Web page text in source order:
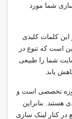
شما مورد
کلمات کلیدی
است که تنوع در
شما را طبیعی
یابد.
حوزه تخصصی است و
هستند. بنابراین
در کنار لینک سازی